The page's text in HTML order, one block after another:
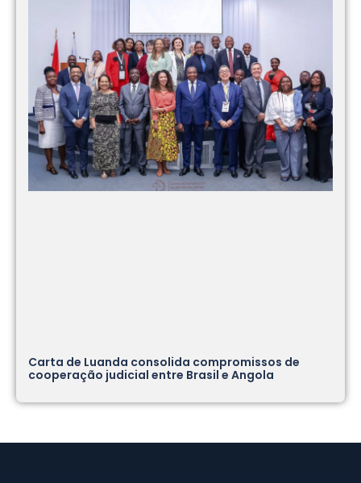
Carta de Luanda consolida compromissos de
cooperação judicial entre Brasil e Angola